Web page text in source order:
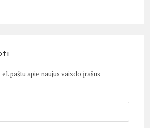
paštu apie naujus vaizdo įrašus